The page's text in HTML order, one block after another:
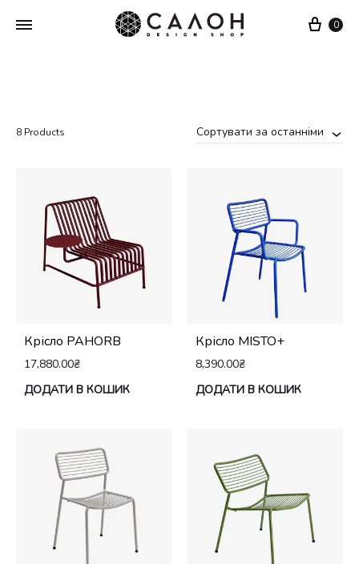
Cart
0
8 Products Сортувати за останніми
Крісло PAHORB
17,880.00₴
ДОДАТИ В КОШИК
Крісло MISTO+
8,390.00₴
ДОДАТИ В КОШИК